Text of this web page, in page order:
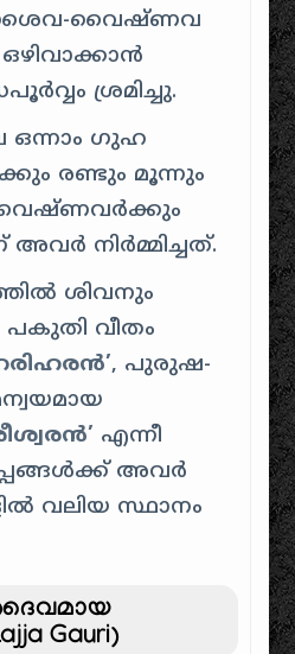
ശൈവ-വൈഷ്ണവ
ശ്രമിച്ചു.
ഒന്നാം ഗുഹ
രണ്ടും മൂന്നും
നിർമ്മിച്ചത്.
ശിവനും
വീതം
, പുരുഷ-
എന്നീ
അവർ
വലിയ സ്ഥാനം
Gauri)